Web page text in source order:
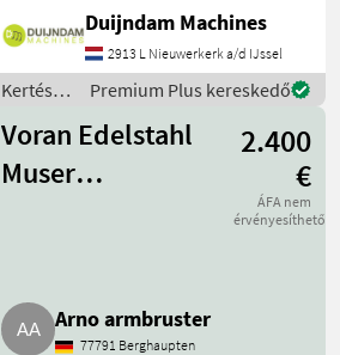
zum Verpacken von
Frischprodukten auf
Gemüse, Obst und Frisch
Duijndam Machines
2913 L Nieuwerkerk a/d IJssel
Kertészeti
Gyümölcstermesztés
gépei /
Sonstige
Premium Plus kereskedő
Voran Edelstahl
Muser
2.400
€
ÁFA nem
érvényesíthető
Arno armbruster
77791 Berghaupten